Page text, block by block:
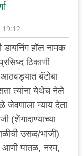
डायनिंग हॉल नामक
ठिकाणी
बॅटोबा
त्यांना येथेच नेले
जेवणाला न्याय देता
(शेंगादाण्याच्या
उसळ्/भाजी)
आणी पातळ, नरम,